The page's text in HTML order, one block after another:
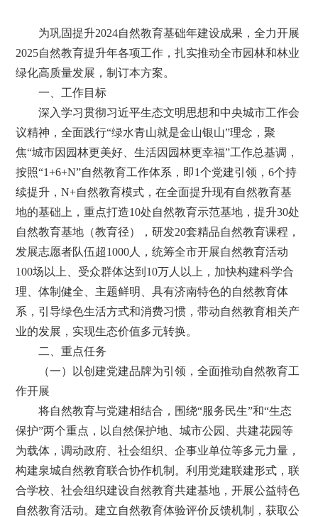
为巩固提升2024自然教育基础年建设成果，全力开展
2025自然教育提升年各项工作，扎实推动全市园林和林业
绿化高质量发展，制订本方案。
一、工作目标
深入学习贯彻习近平生态文明思想和中央城市工作会
议精神，全面践行“绿水青山就是金山银山”理念，聚
焦“城市因园林更美好、生活因园林更幸福”工作总基调，
按照“1+6+N”自然教育工作体系，即1个党建引领，6个持
续提升，N+自然教育模式，在全面提升现有自然教育基
地的基础上，重点打造10处自然教育示范基地，提升30处
自然教育基地（教育径），研发20套精品自然教育课程，
发展志愿者队伍超1000人，统筹全市开展自然教育活动
100场以上、受众群体达到10万人以上，加快构建科学合
理、体制健全、主题鲜明、具有济南特色的自然教育体
系，引导绿色生活方式和消费习惯，带动自然教育相关产
业的发展，实现生态价值多元转换。
二、重点任务
（一）以创建党建品牌为引领，全面推动自然教育工
作开展
将自然教育与党建相结合，围绕“服务民生”和“生态
保护”两个重点，以自然保护地、城市公园、共建花园等
为载体，调动政府、社会组织、企事业单位等多元力量，
构建泉城自然教育联合协作机制。利用党建联建形式，联
合学校、社会组织建设自然教育共建基地，开展公益特色
自然教育活动。建立自然教育体验评价反馈机制，获取公